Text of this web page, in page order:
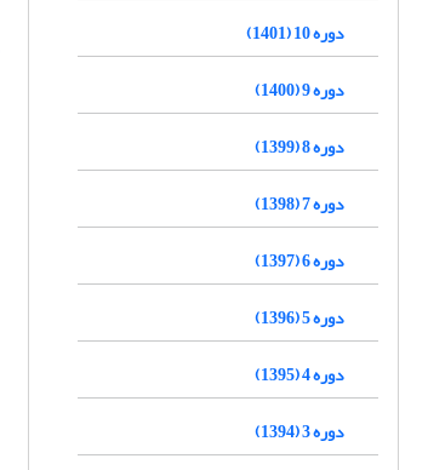
دوره 10 (1401)
دوره 9 (1400)
دوره 8 (1399)
دوره 7 (1398)
دوره 6 (1397)
دوره 5 (1396)
دوره 4 (1395)
دوره 3 (1394)